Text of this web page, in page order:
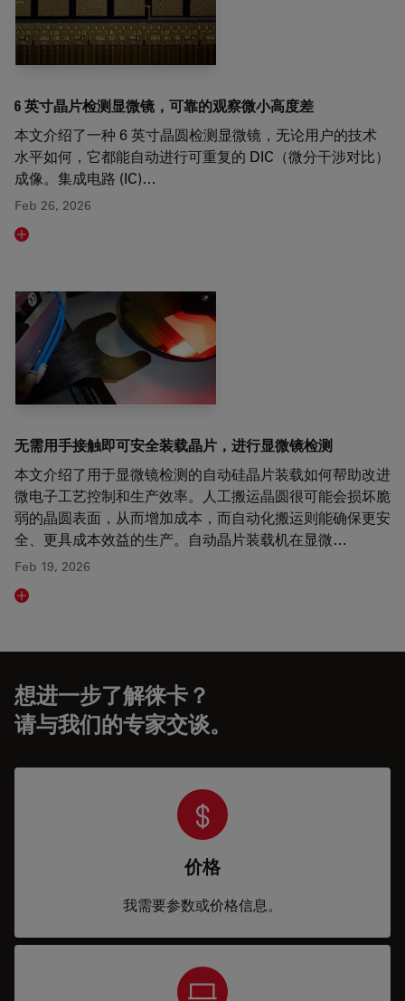
6 英寸晶片检测显微镜，可靠的观察微小高度差
本文介绍了一种 6 英寸晶圆检测显微镜，无论用户的技术
水平如何，它都能自动进行可重复的 DIC（微分干涉对比）
成像。集成电路 (IC)…
Feb 26, 2026
Read article
无需用手接触即可安全装载晶片，进行显微镜检测
本文介绍了用于显微镜检测的自动硅晶片装载如何帮助改进
微电子工艺控制和生产效率。人工搬运晶圆很可能会损坏脆
弱的晶圆表面，从而增加成本，而自动化搬运则能确保更安
全、更具成本效益的生产。自动晶片装载机在显微…
Feb 19, 2026
Read article
想进一步了解徕卡？
请与我们的专家交谈。
价格
我需要参数或价格信息。